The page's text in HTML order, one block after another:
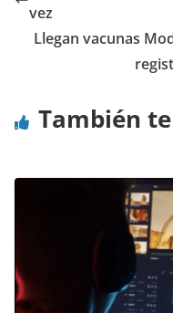
vez
Llegan vacunas
También